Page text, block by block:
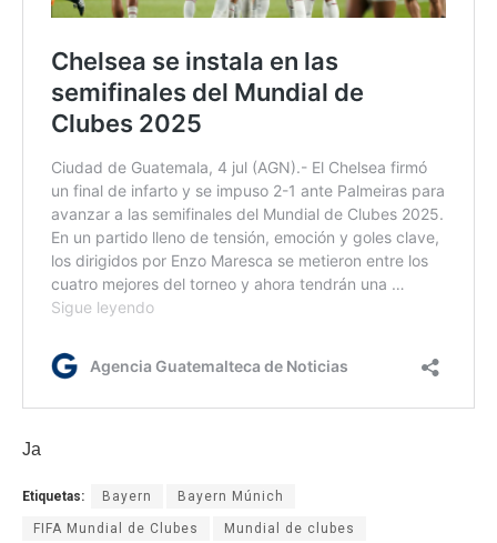
Ja
Etiquetas: Bayern Bayern Múnich
FIFA Mundial de Clubes Mundial de clubes